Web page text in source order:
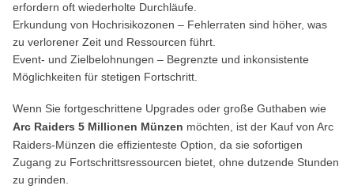
erfordern oft wiederholte Durchläufe.
Erkundung von Hochrisikozonen – Fehlerraten sind höher, was
zu verlorener Zeit und Ressourcen führt.
Event- und Zielbelohnungen – Begrenzte und inkonsistente
Möglichkeiten für stetigen Fortschritt.
Wenn Sie fortgeschrittene Upgrades oder große Guthaben wie
Arc Raiders 5 Millionen Münzen möchten, ist der Kauf von Arc
Raiders-Münzen die effizienteste Option, da sie sofortigen
Zugang zu Fortschrittsressourcen bietet, ohne dutzende Stunden
zu grinden.